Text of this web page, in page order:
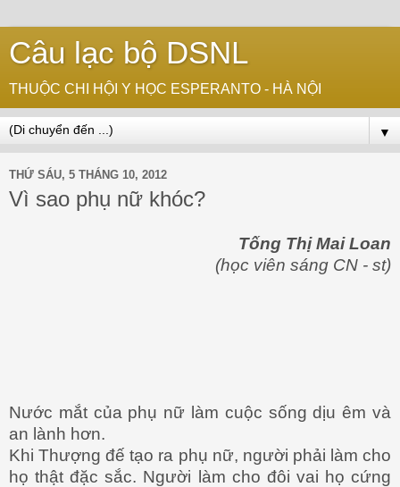
Câu lạc bộ DSNL
THUỘC CHI HỘI Y HỌC ESPERANTO - HÀ NỘI
▼
THỨ SÁU, 5 THÁNG 10, 2012
Vì sao phụ nữ khóc?
Tống Thị Mai Loan
(học viên sáng CN - st)
Nước mắt của phụ nữ làm cuộc sống dịu êm và
an lành hơn.
Khi Thượng đế tạo ra phụ nữ, người phải làm cho
họ thật đặc sắc. Người làm cho đôi vai họ cứng